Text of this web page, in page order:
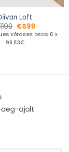
Loft
1199 €599
võrdses osas 6 x
99.83€
aeg-ajalt